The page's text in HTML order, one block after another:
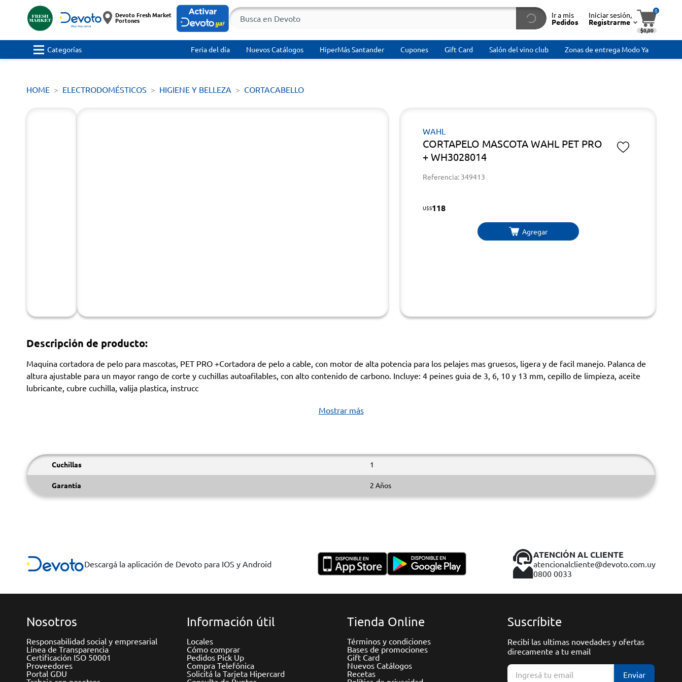
Devoto Fresh Market
Portones
Ir a mis
Pedidos
Iniciar sesión,
Registrarme
0
$0,00
Categorías Feria del día Nuevos Catálogos HiperMás Santander Cupones Gift Card Salón del vino club Zonas de entrega Modo Ya
HOME ELECTRODOMÉSTICOS HIGIENE Y BELLEZA CORTACABELLO
WAHL
CORTAPELO MASCOTA WAHL PET PRO
+ WH3028014
Referencia: 349413
U$S118
Agregar
Descripción de producto:
Maquina cortadora de pelo para mascotas, PET PRO +Cortadora de pelo a cable, con motor de alta potencia para los pelajes mas gruesos, ligera y de facil manejo. Palanca de
altura ajustable para un mayor rango de corte y cuchillas autoafilables, con alto contenido de carbono. Incluye: 4 peines guia de 3, 6, 10 y 13 mm, cepillo de limpieza, aceite
lubricante, cubre cuchilla, valija plastica, instrucc
Mostrar más
Cuchillas 1
Garantía 2 Años
Descargá la aplicación de Devoto para IOS y Android
ATENCIÓN AL CLIENTE
atencionalcliente@devoto.com.uy
0800 0033
Nosotros
Responsabilidad social y empresarial
Línea de Transparencia
Certificación ISO 50001
Proveedores
Portal GDU
Información útil
Locales
Cómo comprar
Pedidos Pick Up
Compra Telefónica
Solicitá la Tarjeta Hipercard
Tienda Online
Términos y condiciones
Bases de promociones
Gift Card
Nuevos Catálogos
Recetas
Suscríbite
Recibí las ultimas novedades y ofertas
direcamente a tu email
Enviar